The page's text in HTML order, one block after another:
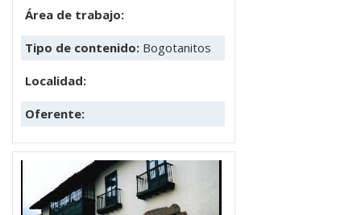
Área de trabajo:
Tipo de contenido: Bogotanitos
Localidad:
Oferente: